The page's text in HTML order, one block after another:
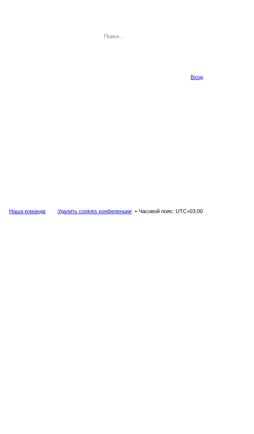
Вход
Часовой пояс: UTC+03:00
Удалить cookies конференции
Наша команда